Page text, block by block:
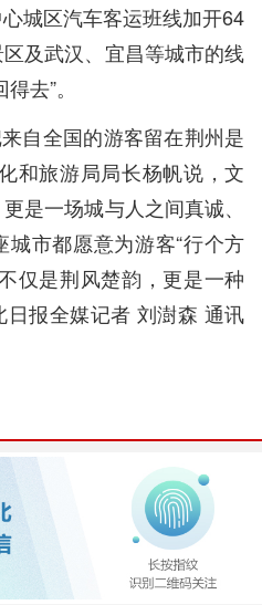
城区汽车客运班线加开64
及武汉、宜昌等城市的线
去”。
来自全国的游客留在荆州是
和旅游局局长杨帆说，文
是一场城与人之间真诚、
市都愿意为游客“行个方
仅是荆风楚韵，更是一种
日报全媒记者 刘澍森 通讯